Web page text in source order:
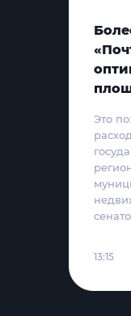
Это
13:15